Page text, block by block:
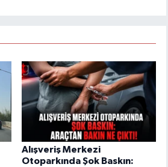
Alışveriş Merkezi
Otoparkında Şok Baskın: